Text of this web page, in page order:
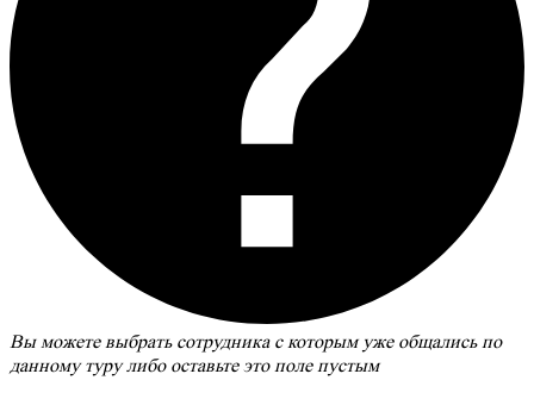
Вы можете выбрать сотрудника с которым уже общались по
данному туру либо оставьте это поле пустым